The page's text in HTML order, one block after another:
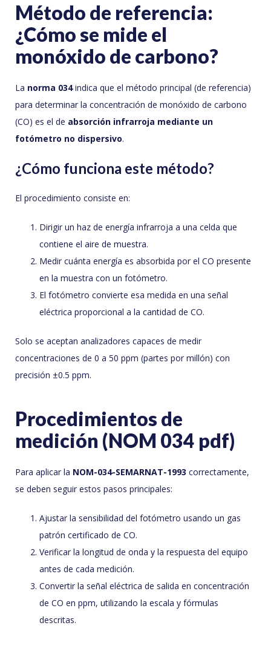
Método de referencia:
¿Cómo se mide el
monóxido de carbono?
La norma 034indica que el método principal (de referencia)
para determinar la concentración de monóxido de carbono
(CO) es el de absorción infrarroja mediante un
fotómetro no dispersivo.
¿Cómo funciona este método?
El procedimiento consiste en:
Dirigir un haz de energía infrarroja a una celda que
contiene el aire de muestra.
Medir cuánta energía es absorbida por el CO presente
en la muestra con un fotómetro.
El fotómetro convierte esa medida en una señal
eléctrica proporcional a la cantidad de CO.
Solo se aceptan analizadores capaces de medir
concentraciones de 0 a 50 ppm (partes por millón) con
precisión ±0.5 ppm.
Procedimientos de
medición (NOM 034 pdf)
Para aplicar la NOM-034-SEMARNAT-1993 correctamente,
se deben seguir estos pasos principales:
Ajustar la sensibilidad del fotómetro usando un gas
patrón certificado de CO.
Verificar la longitud de onda y la respuesta del equipo
antes de cada medición.
Convertir la señal eléctrica de salida en concentración
de CO en ppm, utilizando la escala y fórmulas
descritas.